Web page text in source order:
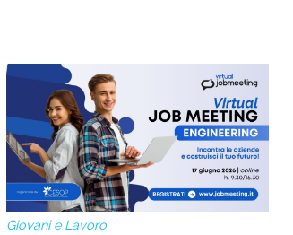
Giovani e Lavoro